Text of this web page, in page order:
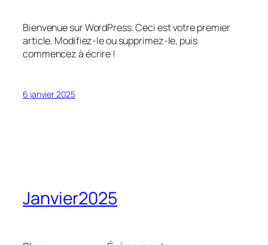
Bienvenue sur WordPress. Ceci est votre premier
article. Modifiez-le ou supprimez-le, puis
commencez à écrire !
6 janvier 2025
Janvier2025